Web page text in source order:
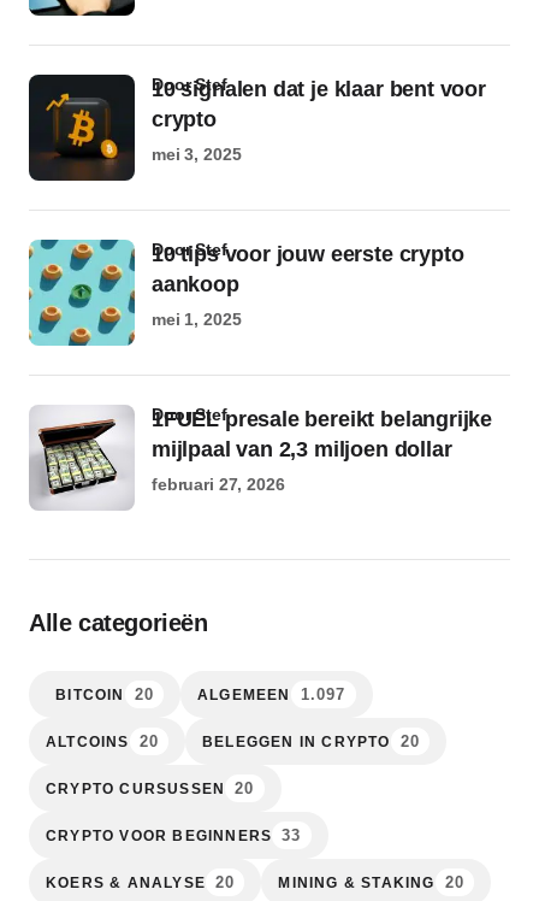
10 signalen dat je klaar bent voor
crypto
door Stef
mei 3, 2025
10 tips voor jouw eerste crypto
aankoop
door Stef
mei 1, 2025
1FUEL presale bereikt belangrijke
mijlpaal van 2,3 miljoen dollar
door Stef
februari 27, 2026
Alle categorieën
BITCOIN 20 ALGEMEEN 1.097
ALTCOINS 20 BELEGGEN IN CRYPTO 20
CRYPTO CURSUSSEN 20
CRYPTO VOOR BEGINNERS 33
KOERS & ANALYSE 20 MINING & STAKING 20